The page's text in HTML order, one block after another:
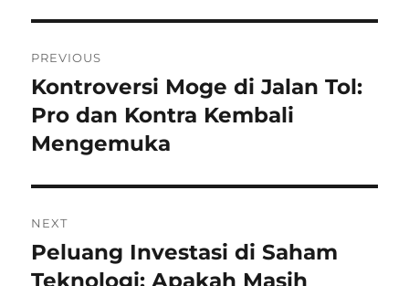
pos
PREVIOUS
Previous
post:
Kontroversi Moge di Jalan Tol:
Pro dan Kontra Kembali
Mengemuka
NEXT
Next
post:
Peluang Investasi di Saham
Teknologi: Apakah Masih